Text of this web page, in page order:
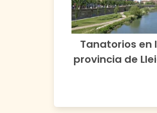
Tanatorios en
provincia de